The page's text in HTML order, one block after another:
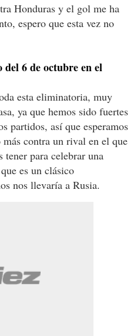
Honduras y el gol me ha
espero que esta vez no
6 de octubre en el
esta eliminatoria, muy
ya que hemos sido fuertes
partidos, así que esperamos
contra un rival en el que
tener para celebrar una
es un clásico
nos llevaría a Rusia.